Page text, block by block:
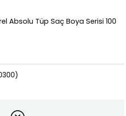
Absolu Tüp Saç Boya Serisi 100